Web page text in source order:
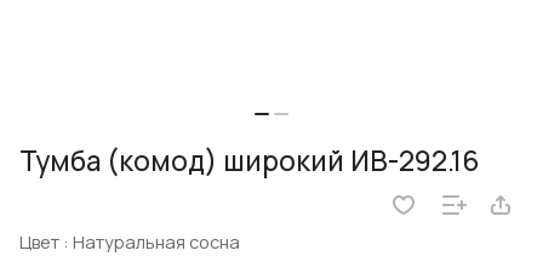
Тумба (комод) широкий ИВ-292.16
Цвет : Натуральная сосна